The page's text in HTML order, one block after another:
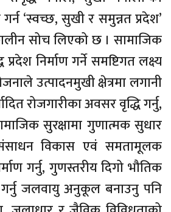
गर्न ‘स्वच्छ, सुखी र समुन्नत प्रदेश’
सोच लिएको छ । सामाजिक
निर्माण गर्ने समष्टिगत लक्ष्य
उत्पादनमुखी क्षेत्रमा लगानी
रोजगारीका अवसर वृद्धि गर्नु,
सुरक्षामा गुणात्मक सुधार
विकास एवं समतामूलक
गर्नु, गुणस्तरीय दिगो भौतिक
गर्नु जलवायु अनुकूल बनाउनु पनि